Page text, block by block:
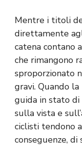
Mentre i titoli
direttamente
catena contano
che rimangono
sproporzionato
gravi. Quando
guida in stato di
sulla vista e
ciclisti tendono
conseguenze,